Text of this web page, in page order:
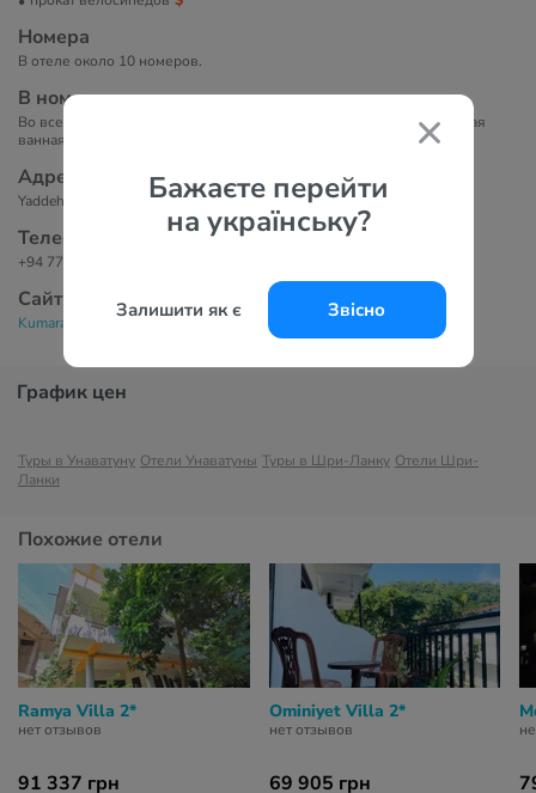
Бажаєте перейти
на українську?
Залишити як є Звісно
Номера
В отеле около 10 номеров.
В номерах
Во всех номерах есть кондиционер, письменный стол и собственная
ванная комната.
Адрес
Yaddehimulla Road, Унаватуна.
Телефоны
+94 777856575
Сайт
Kumara Guest House & Apartment 2*
График цен
Туры в Унаватуну Отели Унаватуны Туры в Шри-Ланку Отели Шри-
Ланки
Похожие отели
Ramya Villa 2*
нет отзывов
91 337 грн
Ominiyet Villa 2*
нет отзывов
69 905 грн